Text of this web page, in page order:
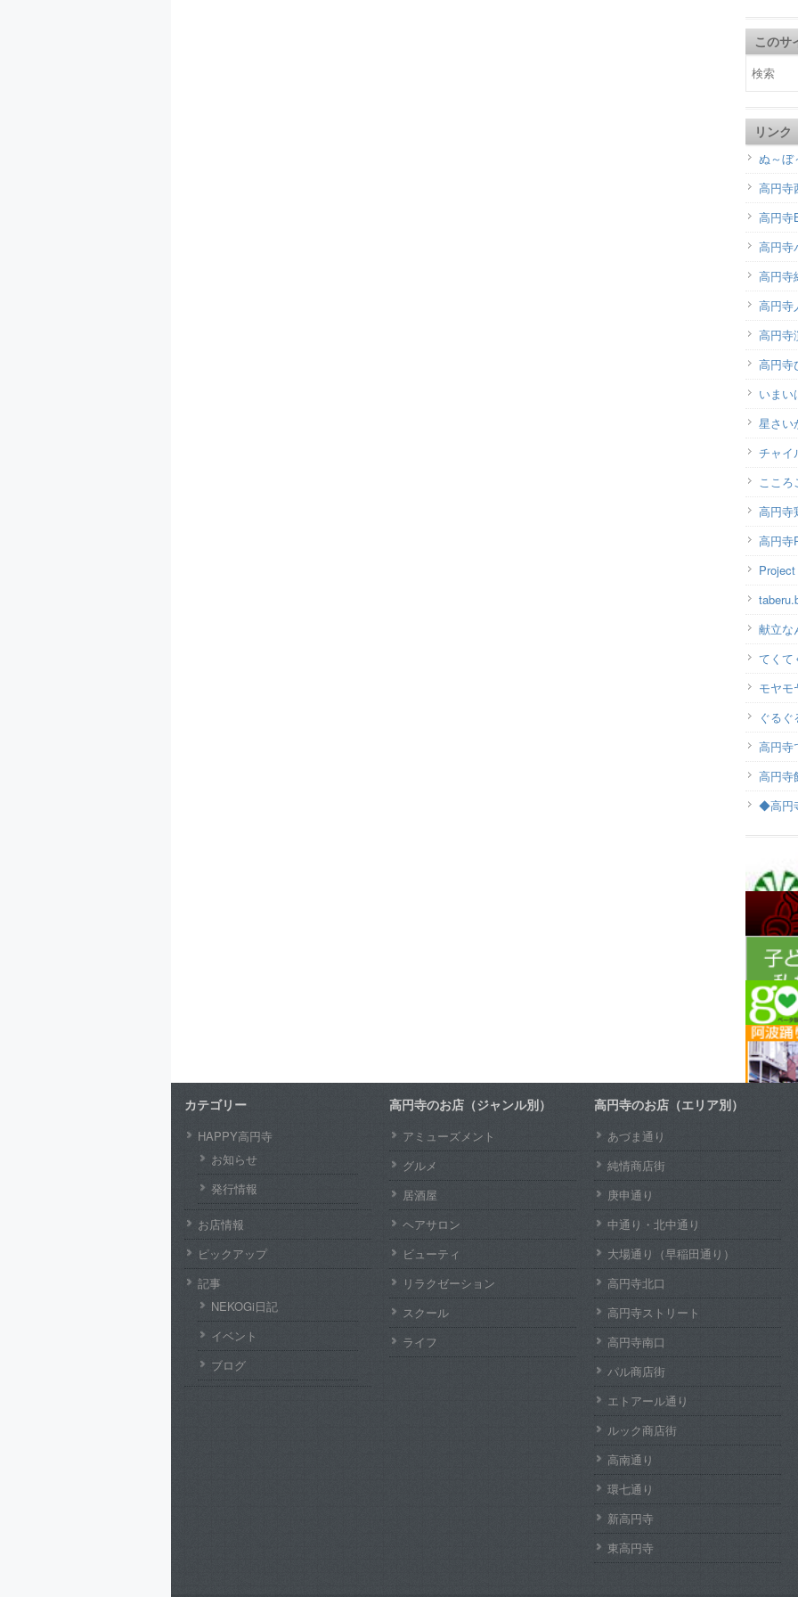
このサ
リンク
ぬ～ぼ
高円寺
高円寺
高円寺
高円寺
高円寺
高円寺
高円寺
いまい
星さい
チャイ
こころ
高円寺
高円寺
献立な
てくて
モヤモ
ぐる
高円寺
高円寺
◆高円
カテゴリー
HAPPY高円寺
お知らせ
発行情報
お店情報
ピックアップ
記事
NEKOGi日記
イベント
ブログ
高円寺のお店（ジャンル別）
アミューズメント
グルメ
居酒屋
ヘアサロン
ビューティ
リラクゼーション
スクール
ライフ
高円寺のお店（エリア別）
あづま通り
純情商店街
庚申通り
中通り・北中通り
大場通り（早稲田通り）
高円寺北口
高円寺ストリート
高円寺南口
パル商店街
エトアール通り
ルック商店街
高南通り
環七通り
新高円寺
東高円寺